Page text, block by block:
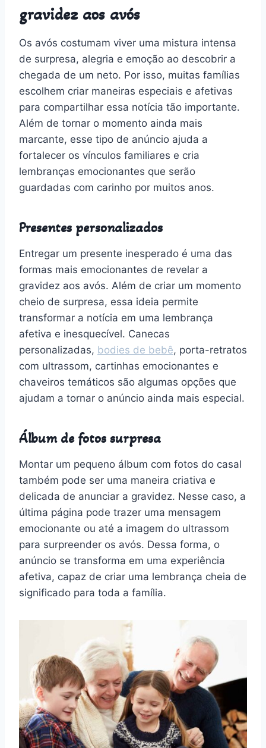
gravidez aos avós
Os avós costumam viver uma mistura intensa
de surpresa, alegria e emoção ao descobrir a
chegada de um neto. Por isso, muitas famílias
escolhem criar maneiras especiais e afetivas
para compartilhar essa notícia tão importante.
Além de tornar o momento ainda mais
marcante, esse tipo de anúncio ajuda a
fortalecer os vínculos familiares e cria
lembranças emocionantes que serão
guardadas com carinho por muitos anos.
Presentes personalizados
Entregar um presente inesperado é uma das
formas mais emocionantes de revelar a
gravidez aos avós. Além de criar um momento
cheio de surpresa, essa ideia permite
transformar a notícia em uma lembrança
afetiva e inesquecível. Canecas
personalizadas, bodies de bebê, porta-retratos
com ultrassom, cartinhas emocionantes e
chaveiros temáticos são algumas opções que
ajudam a tornar o anúncio ainda mais especial.
Álbum de fotos surpresa
Montar um pequeno álbum com fotos do casal
também pode ser uma maneira criativa e
delicada de anunciar a gravidez. Nesse caso, a
última página pode trazer uma mensagem
emocionante ou até a imagem do ultrassom
para surpreender os avós. Dessa forma, o
anúncio se transforma em uma experiência
afetiva, capaz de criar uma lembrança cheia de
significado para toda a família.